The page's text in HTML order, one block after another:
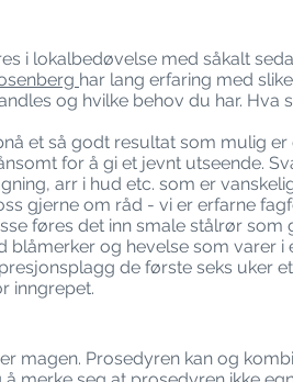
i lokalbedøvelse med såkalt
har lang erfaring med
og hvilke behov du har. Hva
et så godt resultat som mulig
for å gi et jevnt utseende.
arr i hud etc. som er
gjerne om råd - vi er erfarne
føres det inn smale stålrør som
og hevelse som varer
de første seks uker
inngrepet.
magen. Prosedyren kan og